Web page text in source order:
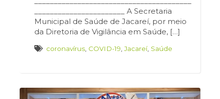
_______________________ A Secretaria
Municipal de Saúde de Jacareí, por meio
da Diretoria de Vigilância em Saúde, […]
coronavírus COVID-19 ,Jacareí, Saúde